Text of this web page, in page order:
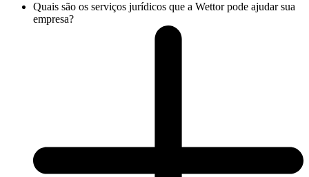
Quais são os serviços jurídicos que a Wettor pode ajudar sua
empresa?